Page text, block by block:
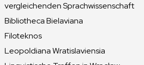
vergleichenden Sprachwissenschaft
Bibliotheca Bielaviana
Filoteknos
Leopoldiana Wratislaviensia